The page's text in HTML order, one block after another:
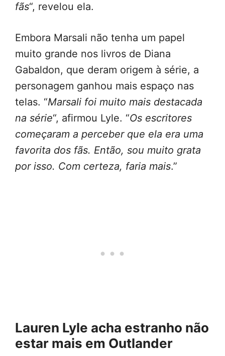
fãs“, revelou ela.
Embora Marsali não tenha um papel
muito grande nos livros de Diana
Gabaldon, que deram origem à série, a
personagem ganhou mais espaço nas
telas. “Marsali foi muito mais destacada
na série“, afirmou Lyle. “Os escritores
começaram a perceber que ela era uma
favorita dos fãs. Então, sou muito grata
por isso. Com certeza, faria mais.”
Lauren Lyle acha estranho não
estar mais em Outlander